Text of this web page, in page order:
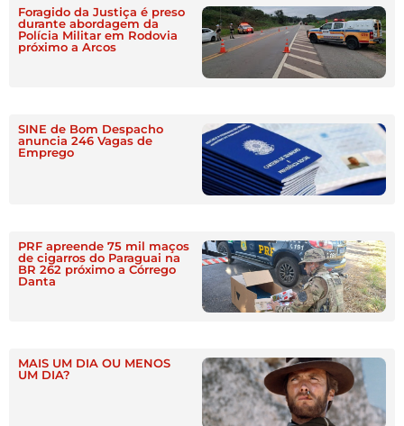
Foragido da Justiça é preso
durante abordagem da
Polícia Militar em Rodovia
próximo a Arcos
SINE de Bom Despacho
anuncia 246 Vagas de
Emprego
PRF apreende 75 mil maços
de cigarros do Paraguai na
BR 262 próximo a Córrego
Danta
MAIS UM DIA OU MENOS
UM DIA?